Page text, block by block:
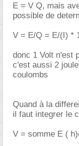
E = V Q, mais
possible de
V = E/Q = E/(I) *
donc 1 Volt n'est
c'est aussi 2
coulombs
Quand à la
il faut integrer le
V = somme E (